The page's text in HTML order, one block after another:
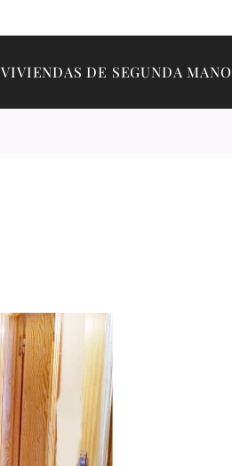
VIVIENDAS DE SEGUNDA MANO